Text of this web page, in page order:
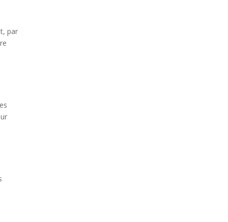
par